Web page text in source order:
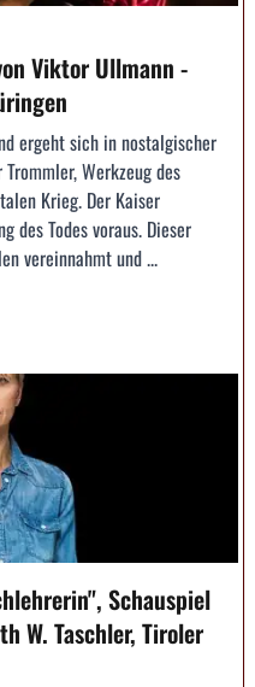
Viktor Ullmann -
ergeht sich in nostalgischer
Werkzeug des
Krieg. Der Kaiser
des Todes voraus. Dieser
vereinnahmt und ...
Schauspiel
W. Taschler, Tiroler